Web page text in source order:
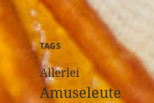
e
k
e
n
n
a
a
r
TAGS
Allerlei
Amuseleute